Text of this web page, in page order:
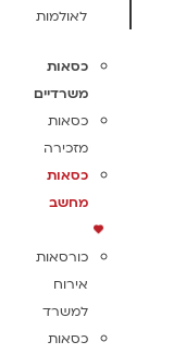
לאולמות
כסאות
משרדיים
כסאות
מזכירה
כסאות
מחשב
כורסאות
אירוח
למשרד
כסאות